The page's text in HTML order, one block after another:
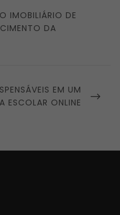
IMOBILIÁRIO DE
DA
EM UM
ESCOLAR ONLINE